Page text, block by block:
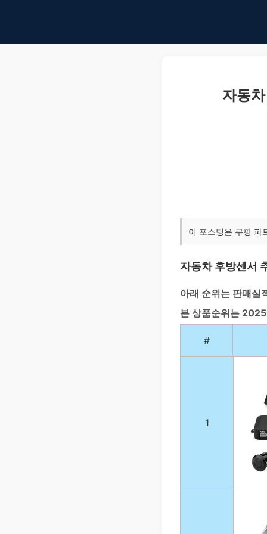
자동
이 포스팅은 쿠팡 파
자동차 후방센서
아래 순위는 판매실
본 상품순위는
#
1